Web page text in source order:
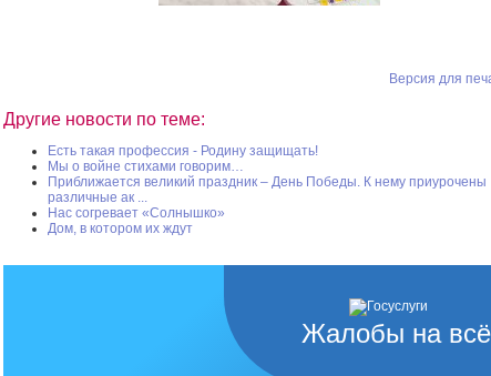
Версия для
Другие новости по теме:
Есть такая профессия - Родину защищать!
Мы о войне стихами говорим…
Приближается великий праздник – День Победы. К нему приурочены
различные ак ...
Нас согревает «Солнышко»
Дом, в котором их ждут
Жалобы на всё